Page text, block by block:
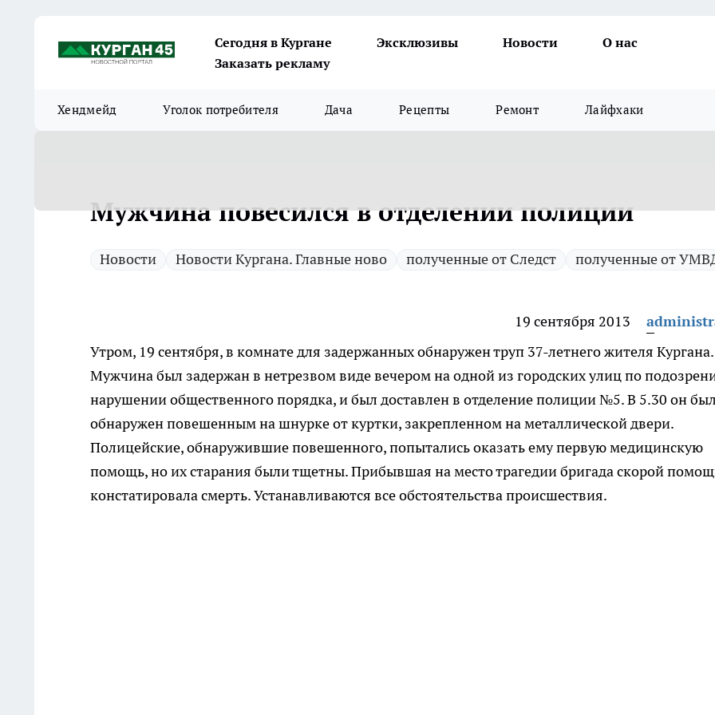
Сегодня в Кургане Эксклюзивы Новости
О нас
Заказать рекламу
Хендмейд Уголок потребителя Дача Рецепты Ремонт Лайфхаки
Мужчина повесился в отделении полиции
Новости Новости Кургана. Главные ново полученные от Следст полученные от
19 сентября 2013
Утром, 19 сентября, в комнате для задержанных обнаружен труп 37-летнего жителя Кургана.
Мужчина был задержан в нетрезвом виде вечером на одной из городских улиц по
нарушении общественного порядка, и был доставлен в отделение полиции №5. В 5.30 он был
обнаружен повешенным на шнурке от куртки, закрепленном на металлической двери.
Полицейские, обнаружившие повешенного, попытались оказать ему первую медицинскую
помощь, но их старания были тщетны. Прибывшая на место трагедии бригада скорой
констатировала смерть. Устанавливаются все обстоятельства происшествия.